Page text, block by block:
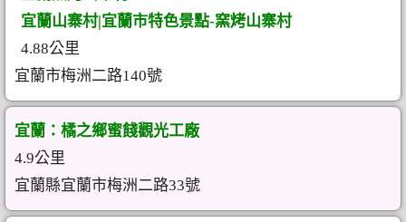
宜蘭山寨村|宜蘭市特色景點-窯烤山寨村
4.88公里
宜蘭市梅洲二路140號
宜蘭：橘之鄉蜜餞觀光工廠
4.9公里
宜蘭縣宜蘭市梅洲二路33號